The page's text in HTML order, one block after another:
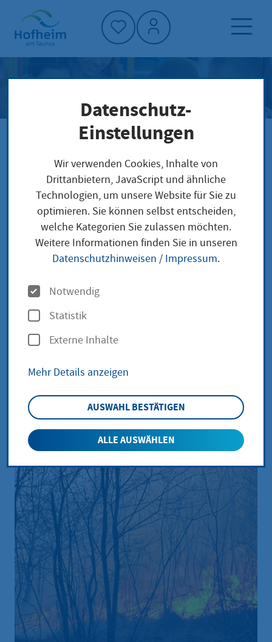
Startseite"
Leben in Hofheim
Kategorie
Leben in Hofheim
Gesellschaft und Soziales
Prävention
Jugendliche Senioren
Verkehrsnachrichten
Datenschutz-
Einstellungen
Wir verwenden Cookies, Inhalte von
Drittanbietern, JavaScript und ähnliche
Technologien, um unsere Website für Sie zu
optimieren. Sie können selbst entscheiden,
welche Kategorien Sie zulassen möchten.
Weitere Informationen finden Sie in unseren
Datenschutzhinweisen / Impressum.
O
p
t
i
e
n
Notwendig
Statistik
Externe Inhalte
Mehr Details anzeigen
AUSWAHL BESTÄTIGEN
ALLE AUSWÄHLEN